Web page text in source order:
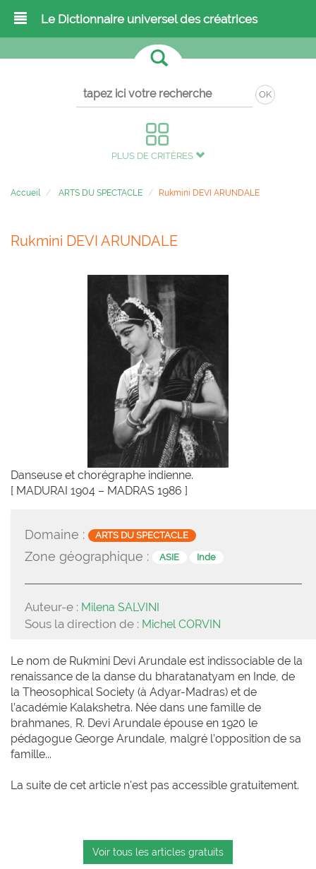
Le Dictionnaire universel des créatrices
OK
PLUS DE CRITÈRES
Accueil ARTS DU SPECTACLE Rukmini DEVI ARUNDALE
Rukmini DEVI ARUNDALE
Danseuse et chorégraphe indienne.
[ MADURAI 1904 – MADRAS 1986 ]
Domaine : ARTS DU SPECTACLE
Zone géographique : ASIE Inde
Auteur-e : Milena SALVINI
Sous la direction de : Michel CORVIN
Le nom de Rukmini Devi Arundale est indissociable de la
renaissance de la danse du bharatanatyam en Inde, de
la Theosophical Society (à Adyar-Madras) et de
l’académie Kalakshetra. Née dans une famille de
brahmanes, R. Devi Arundale épouse en 1920 le
pédagogue George Arundale, malgré l’opposition de sa
famille...
La suite de cet article n'est pas accessible gratuitement.
Voir tous les articles gratuits